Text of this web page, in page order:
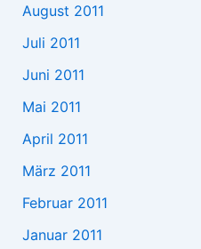
August 2011
Juli 2011
Juni 2011
Mai 2011
April 2011
März 2011
Februar 2011
Januar 2011